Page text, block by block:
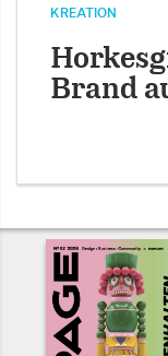
KREATION
Brand